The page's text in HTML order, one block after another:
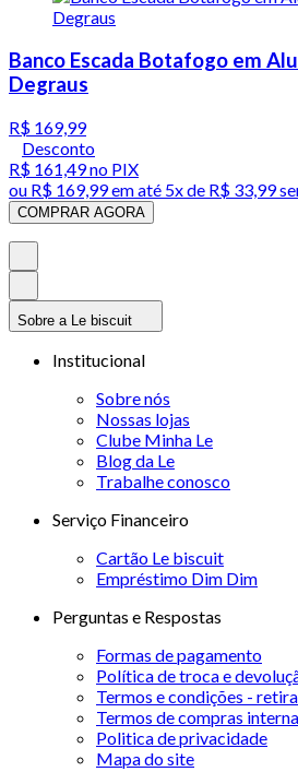
Banco Escada Botafogo em
Degraus
R$ 169,99
Desconto
R$ 161,49no PIX
ou R$ 169,99em até 5x de R$ 33,99
COMPRAR AGORA
Sobre a Le biscuit
Institucional
Sobre nós
Nossas lojas
Clube Minha Le
Blog da Le
Trabalhe conosco
Serviço Financeiro
Cartão Le biscuit
Empréstimo Dim Dim
Perguntas e Respostas
Formas de pagamento
Política de troca e
Termos e condições -
Termos de compras
Politica de privacidade
Mapa do site